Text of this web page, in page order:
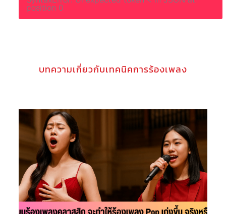
position 0
บทความเกี่ยวกับเทคนิคการร้องเพลง